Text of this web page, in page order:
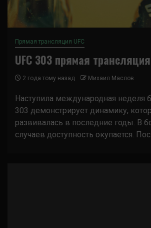
Прямая трансляция UFC
UFC 303 прямая трансляция
2 года тому назад Михаил Маслов
Наступила международная неделя
303 демонстрирует динамику,
развивалась в последние годы. В
случаев доступность окупается.